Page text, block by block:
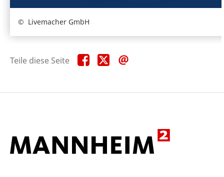
Livemacher GmbH
Teile diese Seite Teile
diese
Teile
diese